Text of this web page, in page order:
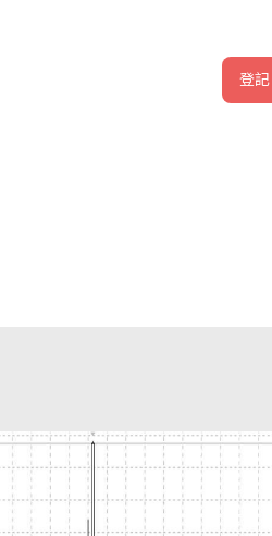
登記